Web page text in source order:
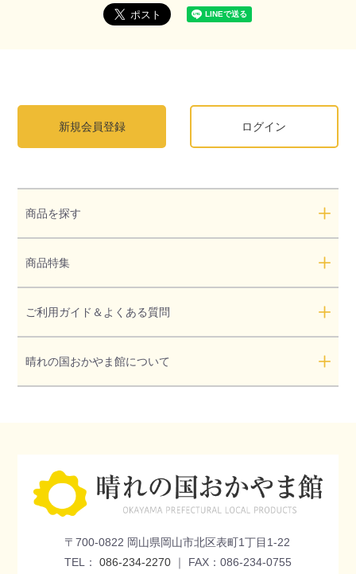
新規会員登録 ログイン
商品を探す
商品特集
ご利用ガイド＆よくある質問
晴れの国おかやま館について
〒700-0822 岡山県岡山市北区表町1丁目1-22
TEL： 086-234-2270 ｜ FAX：086-234-0755